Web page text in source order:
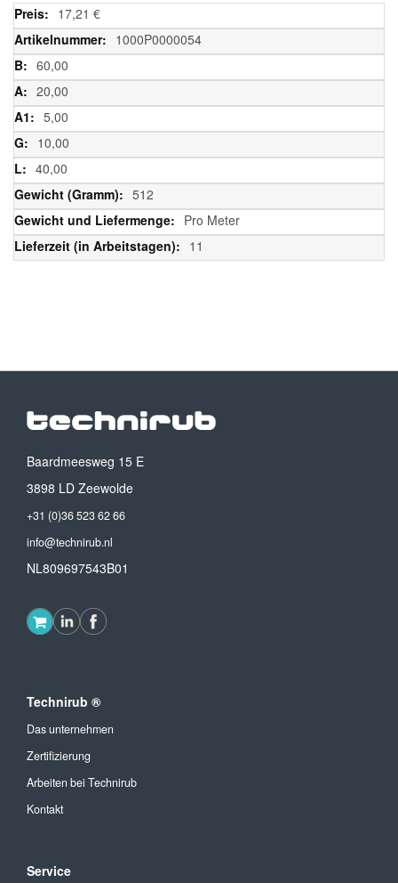
Weitere
Informationen
17,21 €
1000P0000054
60,00
20,00
5,00
10,00
40,00
512
Pro Meter
11
Baardmeesweg 15 E
3898 LD Zeewolde
+31 (0)36 523 62 66
info@technirub.nl
NL809697543B01
Technirub ®
Das unternehmen
Zertifizierung
Arbeiten bei Technirub
Kontakt
Service